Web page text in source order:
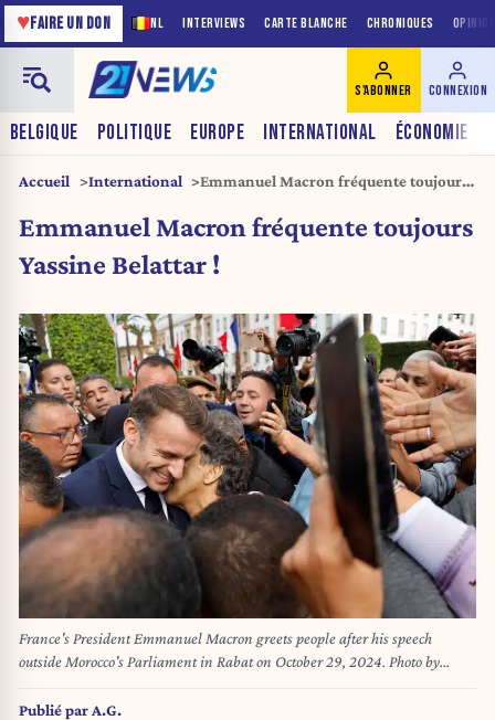
NL INTERVIEWS CARTE BLANCHE CHRONIQUES
♥FAIRE UN DON
BELGIQUE POLITIQUE EUROPE INTERNATIONAL ÉCONOMIE
S'ABONNER CONNEXION
Accueil International
Emmanuel Macron fréquente toujours
Emmanuel Macron fréquente toujours
Yassine Belattar !
France's President Emmanuel Macron greets people after his speech
outside Morocco's Parliament in Rabat on October 29, 2024. Photo by
Ludovic Marin/Pool/ABACAPRESS.COM
Publié par A.G.